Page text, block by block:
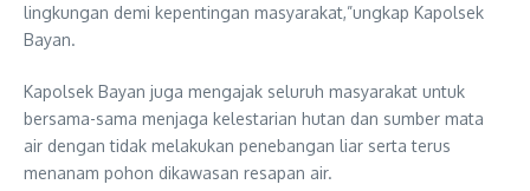
lingkungan demi kepentingan masyarakat,”ungkap Kapolsek
Bayan.
Kapolsek Bayan juga mengajak seluruh masyarakat untuk
bersama-sama menjaga kelestarian hutan dan sumber mata
air dengan tidak melakukan penebangan liar serta terus
menanam pohon dikawasan resapan air.